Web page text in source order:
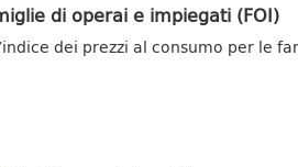
di operai e impiegati (FOI)
dei prezzi al consumo per le